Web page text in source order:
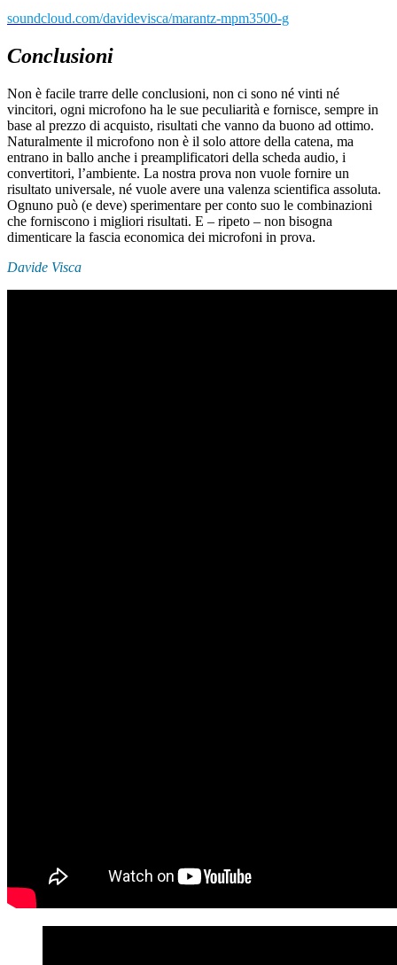
soundcloud.com/davidevisca/marantz-mpm3500-g
Conclusioni
Non è facile trarre delle conclusioni, non ci sono né vinti né
vincitori, ogni microfono ha le sue peculiarità e fornisce, sempre in
base al prezzo di acquisto, risultati che vanno da buono ad ottimo.
Naturalmente il microfono non è il solo attore della catena, ma
entrano in ballo anche i preamplificatori della scheda audio, i
convertitori, l’ambiente. La nostra prova non vuole fornire un
risultato universale, né vuole avere una valenza scientifica assoluta.
Ognuno può (e deve) sperimentare per conto suo le combinazioni
che forniscono i migliori risultati. E – ripeto – non bisogna
dimenticare la fascia economica dei microfoni in prova.
Davide Visca